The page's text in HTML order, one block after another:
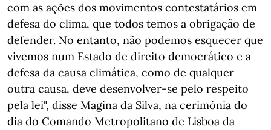
com as ações dos movimentos contestatários em
defesa do clima, que todos temos a obrigação de
defender. No entanto, não podemos esquecer que
vivemos num Estado de direito democrático e a
defesa da causa climática, como de qualquer
outra causa, deve desenvolver-se pelo respeito
pela lei", disse Magina da Silva, na cerimónia do
dia do Comando Metropolitano de Lisboa da